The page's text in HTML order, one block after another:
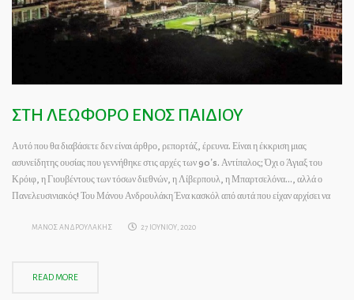
ΣΤΗ ΛΕΩΦΟΡΟ ΕΝΟΣ ΠΑΙΔΙΟΥ
Αυτό που θα διαβάσετε δεν είναι άρθρο, ρεπορτάζ, έρευνα. Είναι η έκκριση μιας
ασυνείδητης ουσίας που γεννήθηκε στις αρχές των 90’s. Αντίπαλος; Όχι ο Άγιαξ του
Κρόιφ, η Γιουβέντους των τόσων διεθνών, η Λίβερπουλ, η Μπαρτσελόνα…, αλλά ο
Πανελευσινιακός! Του Μάνου Ανδρουλάκη Ένα κασκόλ από αυτά που είχαν αρχίσει να
ΜΑΝΟΣ ΑΝΔΡΟΥΛΑΚΗΣ 27 ΙΟΥΝΙΟΥ, 2020
READ MORE